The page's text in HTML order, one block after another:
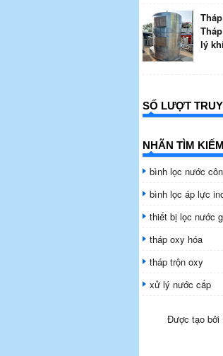
lý
SỐ LƯỢT
NHÃN TÌM KIẾM
bình lọc nước
bình lọc áp lực
thiết bị lọc nước
tháp oxy hóa
tháp trộn oxy
xử lý nước cấp
Được tạo bởi